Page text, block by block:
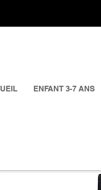
ENFANT 3-7 ANS